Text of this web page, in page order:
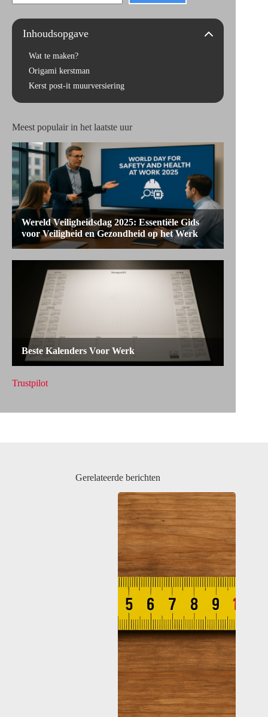
Inhoudsopgave
Wat te maken?
Origami kerstman
Kerst post-it muurversiering
Meest populair in het laatste uur
Trustpilot
Gerelateerde berichten